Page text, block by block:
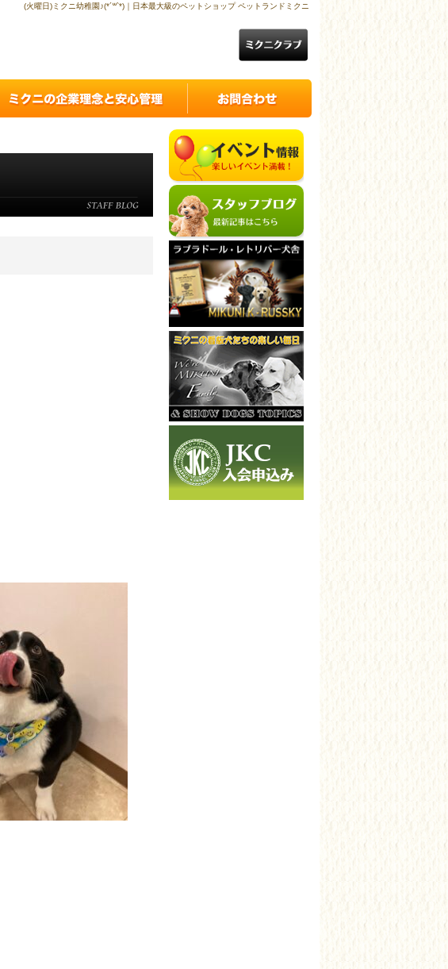
(火曜日)ミクニ幼稚園♪(*´꒳`*)｜日本最大級のペットショップ ペットランドミクニ